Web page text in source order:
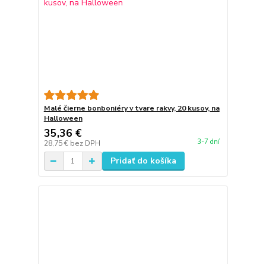
Malé čierne bonboniéry v tvare rakvy, 20 kusov, na
Halloween
35,36 €
28,75 € bez DPH 3-7 dní
Pridať do košíka